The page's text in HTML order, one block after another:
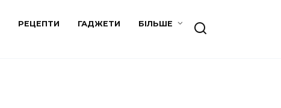
РЕЦЕПТИ ГАДЖЕТИ БІЛЬШЕ